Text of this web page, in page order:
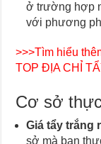
ở trường hợp
với phương
>>>Tìm hiểu
TOP ĐỊA CHỈ
Cơ sở
Giá tẩy trắng
sở mà bạn